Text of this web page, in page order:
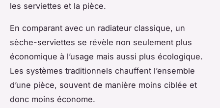
les serviettes et la pièce.
En comparant avec un radiateur classique, un
sèche-serviettes se révèle non seulement plus
économique à l’usage mais aussi plus écologique.
Les systèmes traditionnels chauffent l’ensemble
d’une pièce, souvent de manière moins ciblée et
donc moins économe.